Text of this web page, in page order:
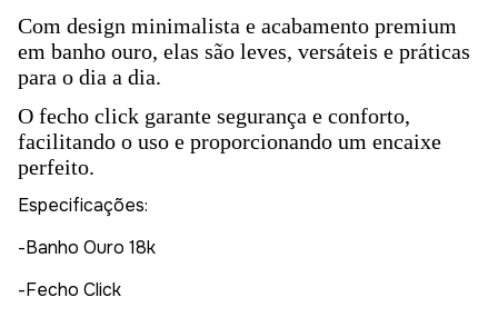
Com design minimalista e acabamento premium
em banho ouro, elas são leves, versáteis e práticas
para o dia a dia.
O fecho click garante segurança e conforto,
facilitando o uso e proporcionando um encaixe
perfeito.
Especificações:
-Banho Ouro 18k
-Fecho Click